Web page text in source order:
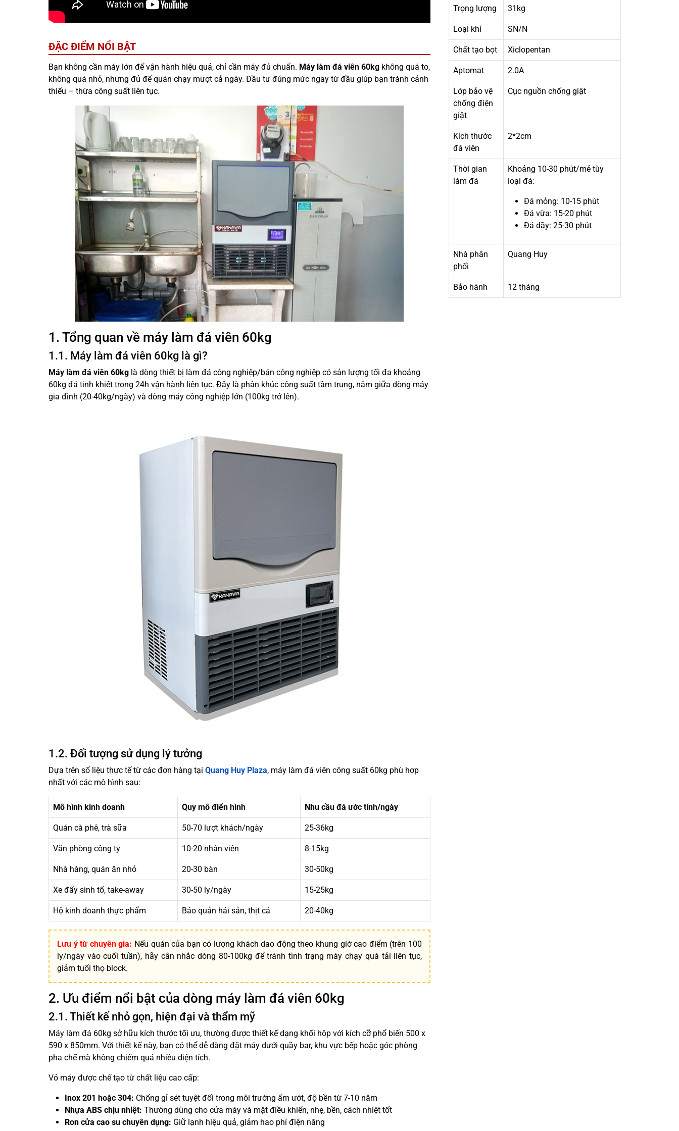
Trọng lượng 31kg
Loại khí SN/N
Chất tạo bọt Xiclopentan
Aptomat 2.0A
Lớp bảo vệ
chống điện
giật
Cục nguồn chống giật
Kích thước
đá viên
2*2cm
Thời gian
làm đá
Khoảng 10-30 phút/mẻ tùy
loại đá:
Đá mỏng: 10-15 phút
Đá vừa: 15-20 phút
Đá dầy: 25-30 phút
Nhà phân
phối
Quang Huy
Bảo hành 12 tháng
ĐẶC ĐIỂM NỔI BẬT
Bạn không cần máy lớn để vận hành hiệu quả, chỉ cần máy đủ chuẩn. Máy làm đá viên 60kg không quá to,
không quá nhỏ, nhưng đủ để quán chạy mượt cả ngày. Đầu tư đúng mức ngay từ đầu giúp bạn tránh cảnh
thiếu – thừa công suất liên tục.
1. Tổng quan về máy làm đá viên 60kg
1.1. Máy làm đá viên 60kg là gì?
Máy làm đá viên 60kg là dòng thiết bị làm đá công nghiệp/bán công nghiệp có sản lượng tối đa khoảng
60kg đá tinh khiết trong 24h vận hành liên tục. Đây là phân khúc công suất tầm trung, nằm giữa dòng máy
gia đình (20-40kg/ngày) và dòng máy công nghiệp lớn (100kg trở lên).
1.2. Đối tượng sử dụng lý tưởng
Dựa trên số liệu thực tế từ các đơn hàng tại Quang Huy Plaza, máy làm đá viên công suất 60kg phù hợp
nhất với các mô hình sau:
Mô hình kinh doanh Quy mô điển hình Nhu cầu đá ước tính/ngày
Quán cà phê, trà sữa 50-70 lượt khách/ngày 25-36kg
Văn phòng công ty 10-20 nhân viên 8-15kg
Nhà hàng, quán ăn nhỏ 20-30 bàn 30-50kg
Xe đẩy sinh tố, take-away 30-50 ly/ngày 15-25kg
Hộ kinh doanh thực phẩm Bảo quản hải sản, thịt cá 20-40kg
Lưu ý từ chuyên gia: Nếu quán của bạn có lượng khách dao động theo khung giờ cao điểm (trên 100
ly/ngày vào cuối tuần), hãy cân nhắc dòng 80-100kg để tránh tình trạng máy chạy quá tải liên tục,
giảm tuổi thọ block.
2. Ưu điểm nổi bật của dòng máy làm đá viên 60kg
2.1. Thiết kế nhỏ gọn, hiện đại và thẩm mỹ
Máy làm đá 60kg sở hữu kích thước tối ưu, thường được thiết kế dạng khối hộp với kích cỡ phổ biến 500 x
590 x 850mm. Với thiết kế này, bạn có thể dễ dàng đặt máy dưới quầy bar, khu vực bếp hoặc góc phòng
pha chế mà không chiếm quá nhiều diện tích.
Vỏ máy được chế tạo từ chất liệu cao cấp:
Inox 201 hoặc 304: Chống gỉ sét tuyệt đối trong môi trường ẩm ướt, độ bền từ 7-10 năm
Nhựa ABS chịu nhiệt: Thường dùng cho cửa máy và mặt điều khiển, nhẹ, bền, cách nhiệt tốt
Ron cửa cao su chuyên dụng: Giữ lạnh hiệu quả, giảm hao phí điện năng